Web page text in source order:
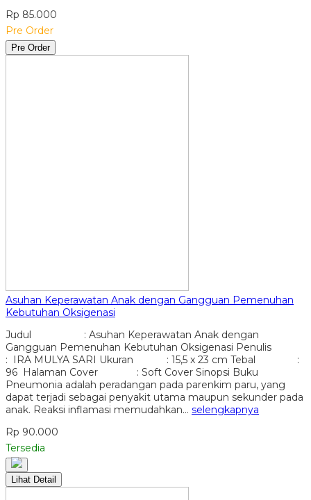
Rp 85.000
Pre Order
Pre Order
Asuhan Keperawatan Anak dengan Gangguan Pemenuhan
Kebutuhan Oksigenasi
Judul : Asuhan Keperawatan Anak dengan
Gangguan Pemenuhan Kebutuhan Oksigenasi Penulis
: IRA MULYA SARI Ukuran : 15,5 x 23 cm Tebal :
96 Halaman Cover : Soft Cover Sinopsi Buku
Pneumonia adalah peradangan pada parenkim paru, yang
dapat terjadi sebagai penyakit utama maupun sekunder pada
anak. Reaksi inflamasi memudahkan… selengkapnya
Rp 90.000
Tersedia
Lihat Detail